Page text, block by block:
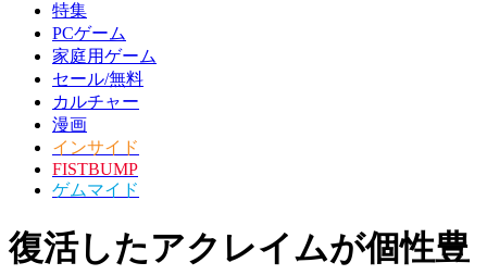
特集
PCゲーム
家庭用ゲーム
セール/無料
カルチャー
漫画
インサイド
FISTBUMP
ゲムマイド
復活したアクレイムが個性豊